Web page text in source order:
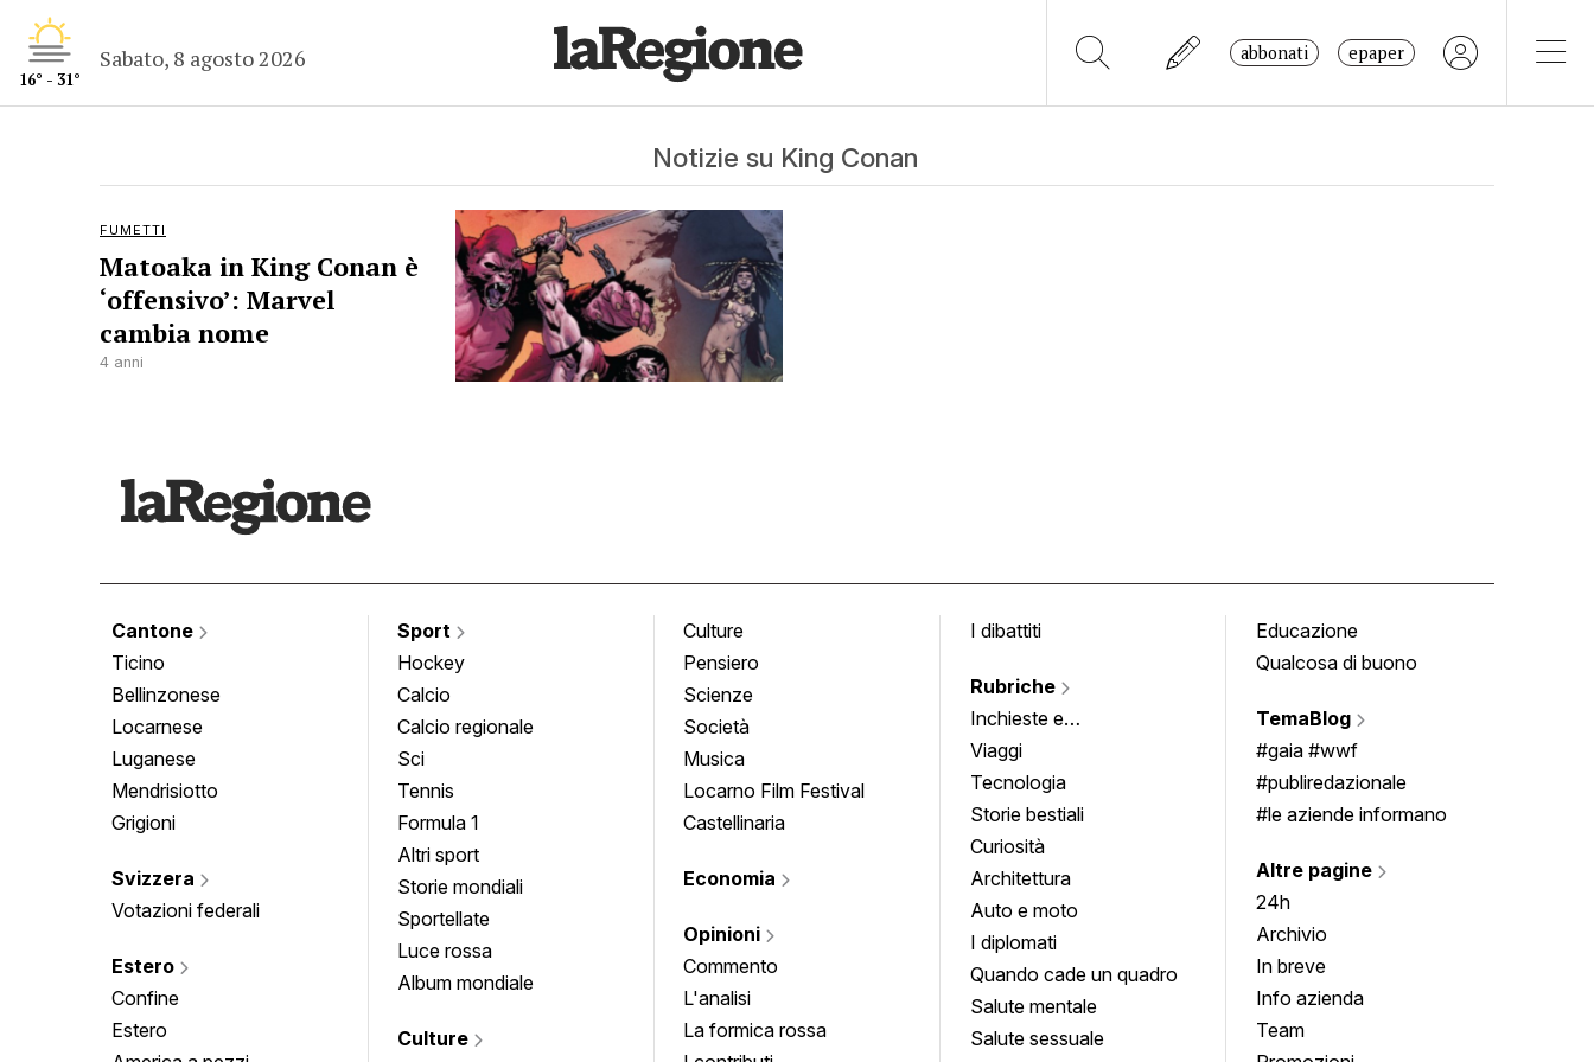
16° - 31°
Sabato, 8 agosto 2026 abbonati epaper
Notizie su King Conan
FUMETTI
Matoaka in King Conan è
‘offensivo’: Marvel
cambia nome
4 anni
Cantone
Ticino
Bellinzonese
Locarnese
Luganese
Mendrisiotto
Grigioni
Svizzera
Votazioni federali
Estero
Confine
Estero
Sport
Hockey
Calcio
Calcio regionale
Sci
Tennis
Formula 1
Altri sport
Storie mondiali
Sportellate
Luce rossa
Album mondiale
Culture
Culture
Pensiero
Scienze
Società
Musica
Locarno Film Festival
Castellinaria
Economia
Opinioni
Commento
L'analisi
La formica rossa
I dibattiti
Rubriche
Inchieste e
approfondimenti
Viaggi
Tecnologia
Storie bestiali
Curiosità
Architettura
Auto e moto
I diplomati
Quando cade un quadro
Salute mentale
Salute sessuale
Educazione
Qualcosa di buono
TemaBlog
#gaia #wwf
#publiredazionale
#le aziende informano
Altre pagine
24h
Archivio
In breve
Info azienda
Team